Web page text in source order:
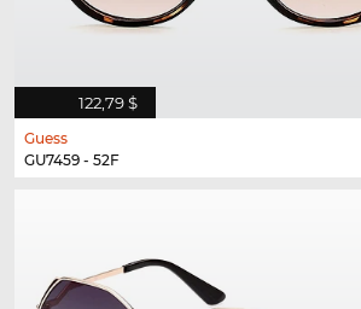
122,79 $
Guess
GU7459 - 52F